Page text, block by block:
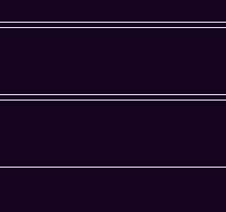
адресовать напрямую :
зарегистрируйтесь...